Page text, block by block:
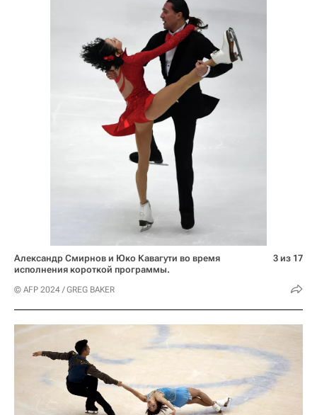
Александр Смирнов и Юко Кавагути во время
исполнения короткой программы.
© AFP 2024 / GREG BAKER
3 из 17